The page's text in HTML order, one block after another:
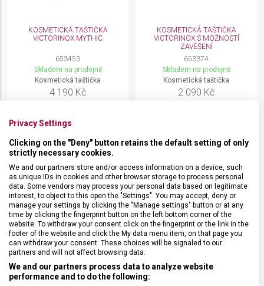
KOSMETICKÁ TAŠTIČKA
VICTORINOX MYTHIC
653453
Skladem na prodejně
Kosmetická taštička
4 190 Kč
KOSMETICKÁ TAŠTIČKA
VICTORINOX S MOŽNOSTÍ
ZAVĚŠENÍ
653374
Skladem na prodejně
Kosmetická taštička
2 090 Kč
KOSMETICKÁ TAŠTIČKA
VICTORINOX
KOSMETICKÁ TAŠTIČKA
VICTORINOX VICTORIA
Privacy Settings
Clicking on the "Deny" button retains the default setting of only
strictly necessary cookies.
We and our partners store and/or access information on a device, such
as unique IDs in cookies and other browser storage to process personal
data. Some vendors may process your personal data based on legitimate
interest, to object to this open the "Settings". You may accept, deny or
manage your settings by clicking the "Manage settings" button or at any
time by clicking the fingerprint button on the left bottom corner of the
website. To withdraw your consent click on the fingerprint or the link in the
footer of the website and click the My data menu item, on that page you
can withdraw your consent. These choices will be signaled to our
partners and will not affect browsing data.
We and our partners process data to analyze website
performance and to do the following: